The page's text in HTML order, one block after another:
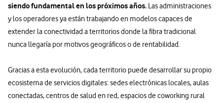
siendo fundamental en los próximos años. Las administraciones
y los operadores ya están trabajando en modelos capaces de
extender la conectividad a territorios donde la fibra tradicional
nunca llegaría por motivos geográficos o de rentabilidad.
Gracias a esta evolución, cada territorio puede desarrollar su propio
ecosistema de servicios digitales: sedes electrónicas locales, aulas
conectadas, centros de salud en red, espacios de coworking rural